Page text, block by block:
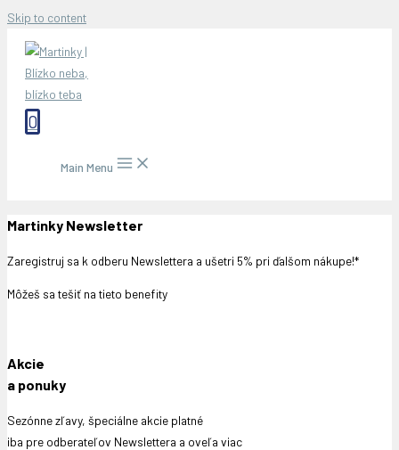
Skip to content
0
Main Menu
Martinky Newsletter
Zaregistruj sa k odberu Newslettera a ušetri 5% pri ďalšom nákupe!*
Môžeš sa tešiť na tieto benefity
Akcie
a ponuky
Sezónne zľavy, špeciálne akcie platné
iba pre odberateľov Newslettera a oveľa viac